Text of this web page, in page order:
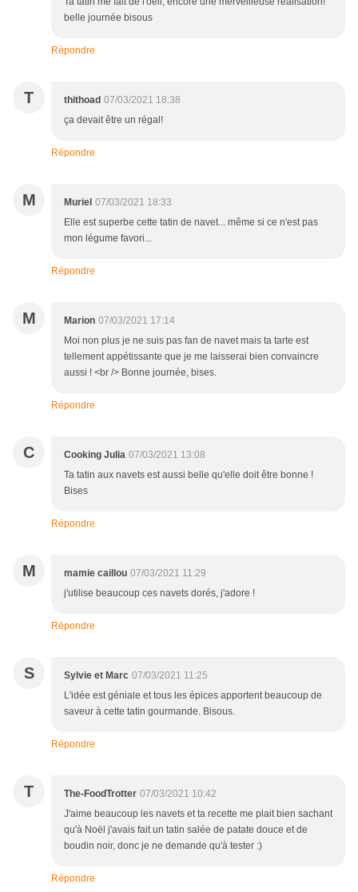
belle journée bisous
Répondre
T thithoad 07/03/2021 18:38
ça devait être un régal!
Répondre
M Muriel 07/03/2021 18:33
Elle est superbe cette tatin de navet... même si ce n'est pas
mon légume favori...
Répondre
M Marion 07/03/2021 17:14
Moi non plus je ne suis pas fan de navet mais ta tarte est
tellement appétissante que je me laisserai bien convaincre
aussi ! <br /> Bonne journée, bises.
Répondre
C Cooking Julia 07/03/2021 13:08
Ta tatin aux navets est aussi belle qu'elle doit être bonne !
Bises
Répondre
M mamie caillou 07/03/2021 11:29
j'utilise beaucoup ces navets dorés, j'adore !
Répondre
S Sylvie et Marc 07/03/2021 11:25
L'idée est géniale et tous les épices apportent beaucoup de
saveur à cette tatin gourmande. Bisous.
Répondre
T The-FoodTrotter 07/03/2021 10:42
J'aime beaucoup les navets et ta recette me plait bien sachant
qu'à Noël j'avais fait un tatin salée de patate douce et de
boudin noir, donc je ne demande qu'à tester :)
Répondre